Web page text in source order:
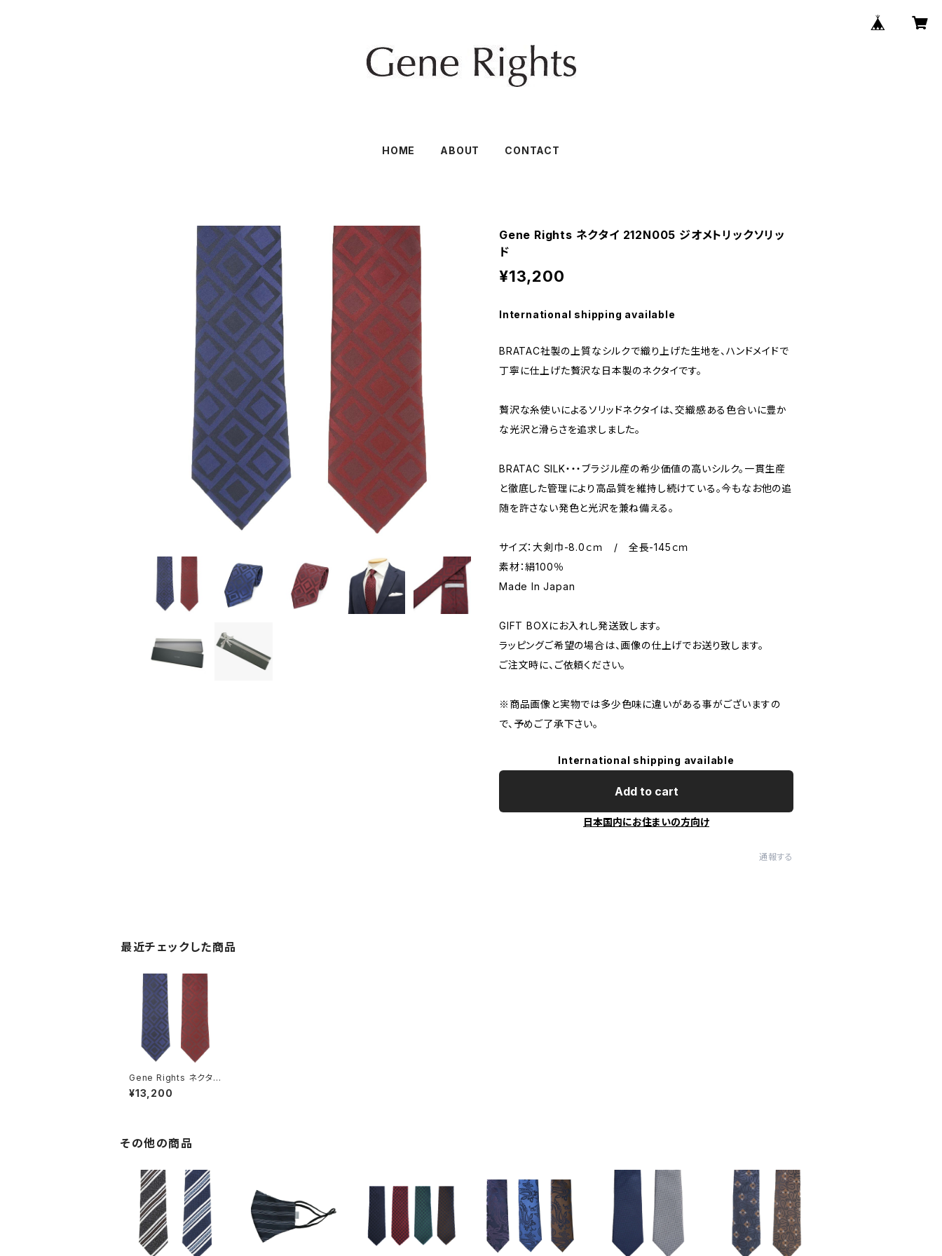
HOME ABOUT CONTACT
Gene Rights ネクタイ 212N005 ジオメトリックソリッ
ド
¥13,200
International shipping available
BRATAC社製の上質なシルクで織り上げた生地を、ハンドメイドで
丁寧に仕上げた贅沢な日本製のネクタイです。
贅沢な糸使いによるソリッドネクタイは、交織感ある色合いに豊か
な光沢と滑らさを追求しました。
BRATAC SILK・・・ブラジル産の希少価値の高いシルク。一貫生産
と徹底した管理により高品質を維持し続けている。今もなお他の追
随を許さない発色と光沢を兼ね備える。
サイズ：大剣巾-8.0ｃｍ / 全長-145ｃｍ
素材：絹100％
Made In Japan
GIFT BOXにお入れし発送致します。
ラッピングご希望の場合は、画像の仕上げでお送り致します。
ご注文時に、ご依頼ください。
※商品画像と実物では多少色味に違いがある事がございますの
で、予めご了承下さい。
International shipping available
Add to cart
日本国内にお住まいの方向け
通報する
最近チェックした商品
Gene Rights ネクタイ
212N005 ジオメトリッ
クソリッド
¥13,200
その他の商品